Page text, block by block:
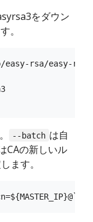
をダウン
。
rsa/easy-
--batch は自
CAの新しいル
ます。